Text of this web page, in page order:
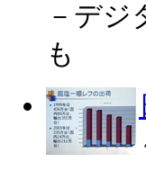
－デジ
も